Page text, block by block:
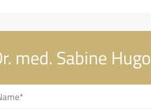
med. Sabine Hugo